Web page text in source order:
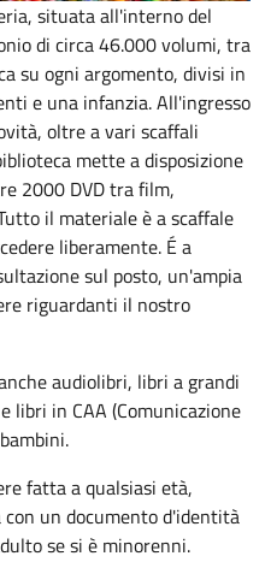
situata all'interno del
di circa 46.000 volumi, tra
su ogni argomento, divisi in
e una infanzia. All'ingresso
oltre a vari scaffali
mette a disposizione
2000 DVD tra film,
il materiale è a scaffale
liberamente. É a
sul posto, un'ampia
riguardanti il nostro
audiolibri, libri a grandi
in CAA (Comunicazione
fatta a qualsiasi età,
un documento d'identità
se si è minorenni.